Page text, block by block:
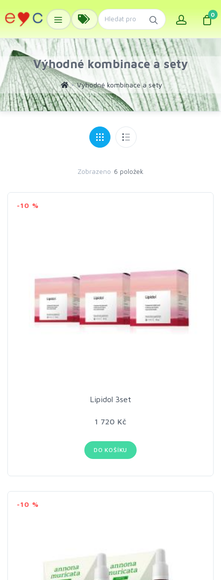
0
Výhodné kombinace a sety
Výhodné kombinace a sety
Zobrazeno 6 položek
-10 %
Lipidol 3set
1 720 Kč
DO KOŠÍKU
-10 %